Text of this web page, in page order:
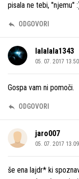
pisala ne tebi, "njemu"
ODGOVORI
lalalala1343
05. 07. 2017 13.50
Gospa vam ni pomoči.
ODGOVORI
jaro007
05. 07. 2017 13.09
še ena lajdr* ki